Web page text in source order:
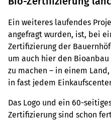
Ein weiteres laufendes
angefragt wurden, ist, bei
Zertifizierung der
um auch hier den
zu machen – in einem
in fast jedem
Das Logo und ein 60-
Zertifizierung sind schon